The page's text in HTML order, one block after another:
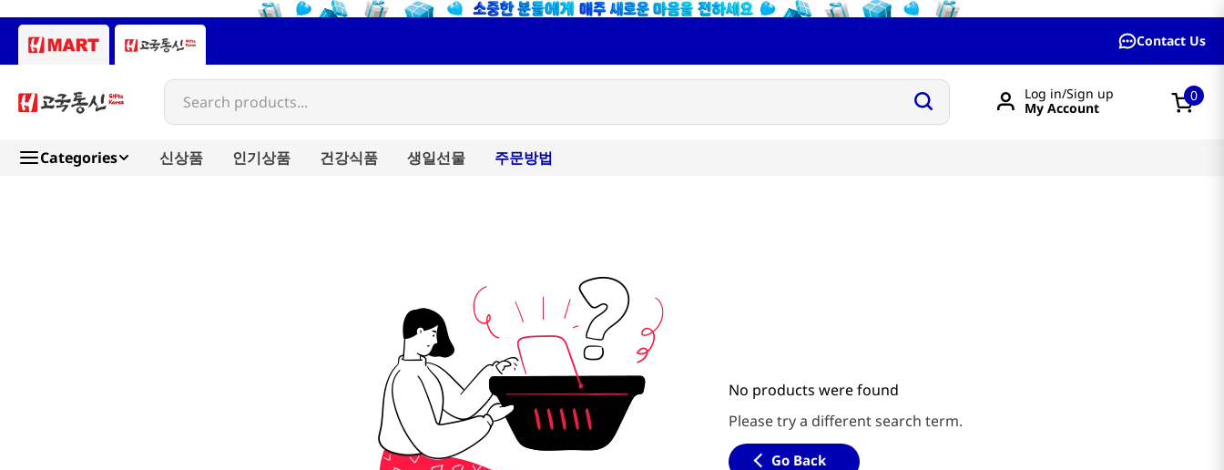
Contact Us
Search products...
Log in/Sign up
My Account
0
Categories 신상품 인기상품 건강식품 생일선물 주문방법
No products were found
Please try a different search term.
Go Back